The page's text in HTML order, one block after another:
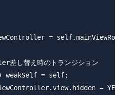
=
し替え時のトランジション
weakSelf = self;
=